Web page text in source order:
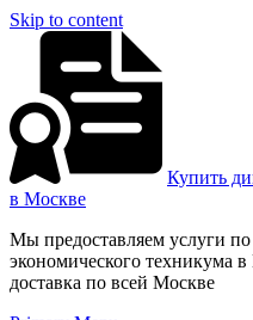
Skip to content
Купить
в Москве
Мы предоставляем услуги
экономического техникума
доставка по всей Москве